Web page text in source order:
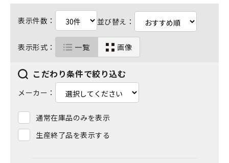
表示件数： 並び替え：
表示形式： 一覧 画像
こだわり条件で絞り込む
メーカー：
通常在庫品のみを表示
生産終了品を表示する